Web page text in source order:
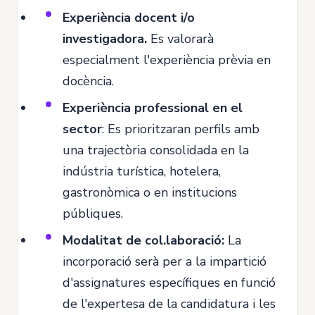
Experiència docent i/o
investigadora. Es valorarà
especialment l'experiència prèvia en
docència.
Experiència professional en el
sector: Es prioritzaran perfils amb
una trajectòria consolidada en la
indústria turística, hotelera,
gastronòmica o en institucions
públiques.
Modalitat de col.laboració: La
incorporació serà per a la impartició
d'assignatures específiques en funció
de l'expertesa de la candidatura i les